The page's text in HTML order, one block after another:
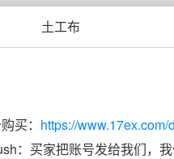
土工布
买： https://
：买家把账号发给我们，